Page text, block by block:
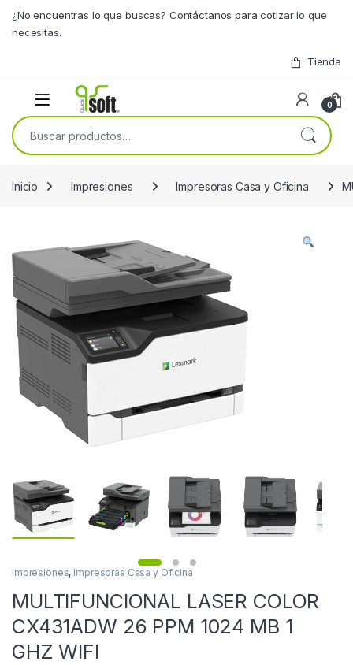
¿No encuentras lo que buscas? Contáctanos para cotizar lo que
necesitas.
Tienda
0
Buscar por:
Inicio Impresiones Impresoras Casa y Oficina
Impresiones, Impresoras Casa y Oficina
MULTIFUNCIONAL LASER COLOR
CX431ADW 26 PPM 1024 MB 1
GHZ WIFI